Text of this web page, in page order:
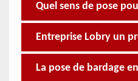
Quel sens de pose
Entreprise Lobry un
La pose de bardage